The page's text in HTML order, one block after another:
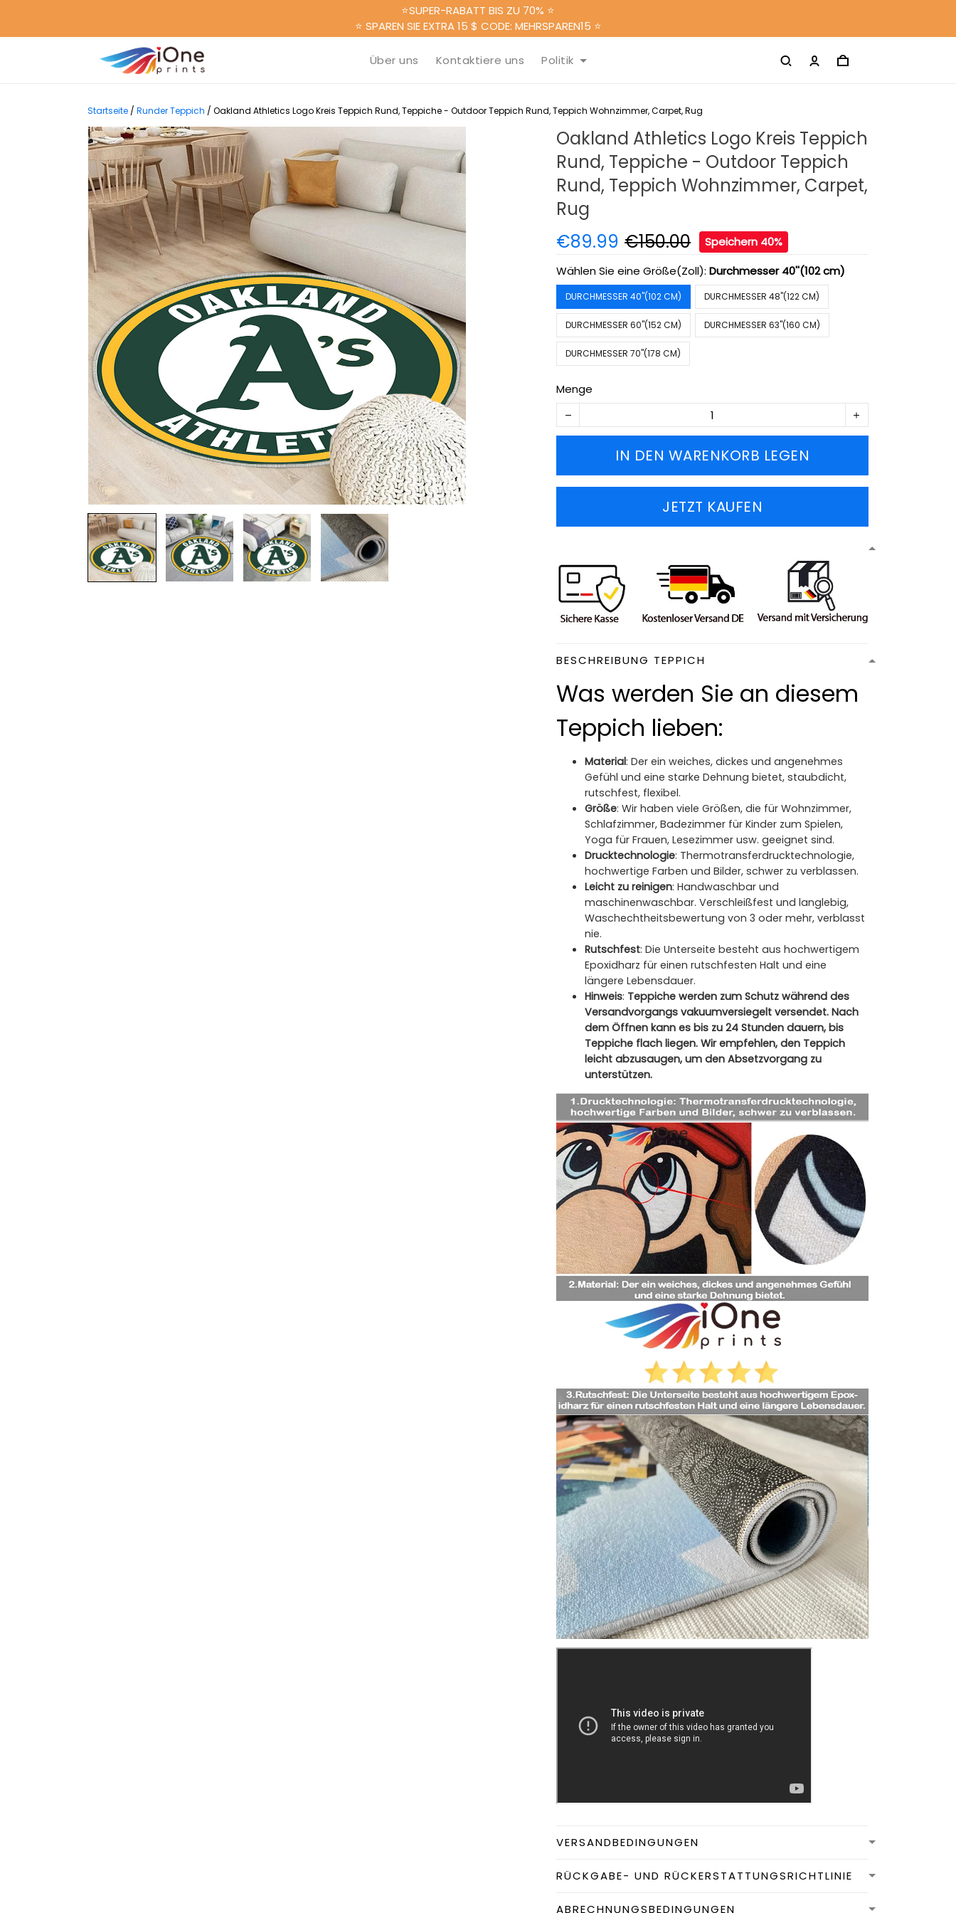
⭐SUPER-RABATT BIS ZU 70% ⭐
⭐ SPAREN SIE EXTRA 15 $ CODE: MEHRSPAREN15 ⭐
Über uns Kontaktiere uns Politik
Startseite / Runder Teppich / Oakland Athletics Logo Kreis Teppich Rund, Teppiche - Outdoor Teppich Rund, Teppich Wohnzimmer, Carpet, Rug
Oakland Athletics Logo Kreis Teppich
Rund, Teppiche - Outdoor Teppich
Rund, Teppich Wohnzimmer, Carpet,
Rug
€89.99 €150.00
Speichern 40%
Wählen Sie eine Größe(Zoll):Durchmesser 40''(102 cm)
DURCHMESSER 40''(102 CM) DURCHMESSER 48''(122 CM)
DURCHMESSER 60''(152 CM) DURCHMESSER 63''(160 CM)
DURCHMESSER 70''(178 CM)
Menge
IN DEN WARENKORB LEGEN
JETZT KAUFEN
BESCHREIBUNG TEPPICH
Was werden Sie an diesem
Teppich lieben:
Material: Der ein weiches, dickes und angenehmes
Gefühl und eine starke Dehnung bietet, staubdicht,
rutschfest, flexibel.
Größe: Wir haben viele Größen, die für Wohnzimmer,
Schlafzimmer, Badezimmer für Kinder zum Spielen,
Yoga für Frauen, Lesezimmer usw. geeignet sind.
Drucktechnologie: Thermotransferdrucktechnologie,
hochwertige Farben und Bilder, schwer zu verblassen.
Leicht zu reinigen: Handwaschbar und
maschinenwaschbar. Verschleißfest und langlebig,
Waschechtheitsbewertung von 3 oder mehr, verblasst
nie.
Rutschfest: Die Unterseite besteht aus hochwertigem
Epoxidharz für einen rutschfesten Halt und eine
längere Lebensdauer.
Hinweis: Teppiche werden zum Schutz während des
Versandvorgangs vakuumversiegelt versendet. Nach
dem Öffnen kann es bis zu 24 Stunden dauern, bis
Teppiche flach liegen. Wir empfehlen, den Teppich
leicht abzusaugen, um den Absetzvorgang zu
unterstützen.
VERSANDBEDINGUNGEN
RÜCKGABE- UND RÜCKERSTATTUNGSRICHTLINIE
ABRECHNUNGSBEDINGUNGEN